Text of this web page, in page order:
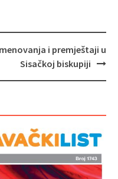
i premještaji u
Sisačkoj biskupiji